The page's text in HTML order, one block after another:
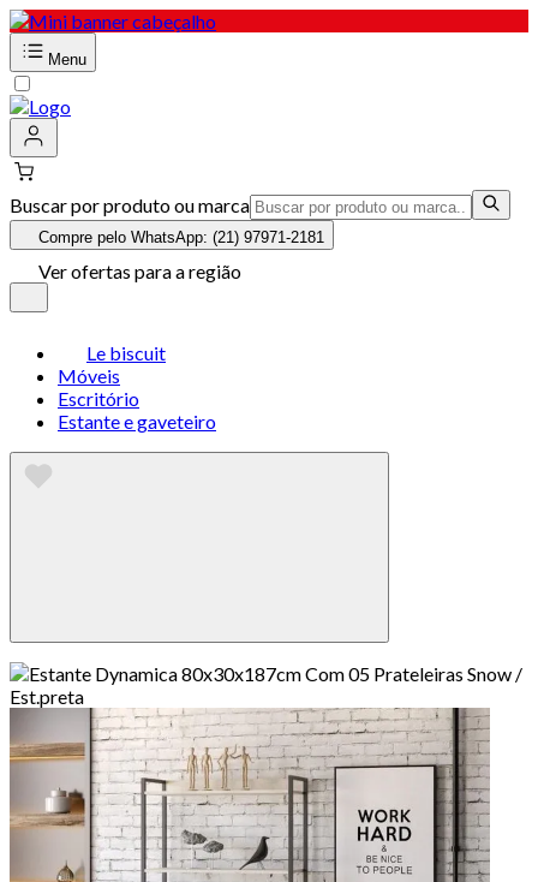
Menu
Buscar por produto ou marca
Compre pelo WhatsApp: (21) 97971-2181
Ver ofertas para a região
Le biscuit
Móveis
Escritório
Estante e gaveteiro